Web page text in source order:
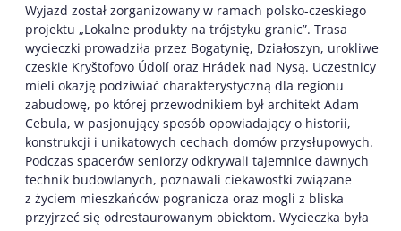
Wyjazd został zorganizowany w ramach polsko-czeskiego
projektu „Lokalne produkty na trójstyku granic”. Trasa
wycieczki prowadziła przez Bogatynię, Działoszyn, urokliwe
czeskie Kryštofovo Údolí oraz Hrádek nad Nysą. Uczestnicy
mieli okazję podziwiać charakterystyczną dla regionu
zabudowę, po której przewodnikiem był architekt Adam
Cebula, w pasjonujący sposób opowiadający o historii,
konstrukcji i unikatowych cechach domów przysłupowych.
Podczas spacerów seniorzy odkrywali tajemnice dawnych
technik budowlanych, poznawali ciekawostki związane
z życiem mieszkańców pogranicza oraz mogli z bliska
przyjrzeć się odrestaurowanym obiektom. Wycieczka była